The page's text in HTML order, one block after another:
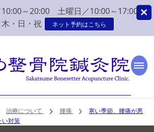
10:00～20:00 土曜日／10:00～17:00
・日・祝
ネット予約はこちら
秋葉区 肩こり
体 鍼灸はさか
気持ちに寄り添い、丁寧な問診、治療をさせて
治療について 腰痛
寒い季節、腰痛が悪
い対策